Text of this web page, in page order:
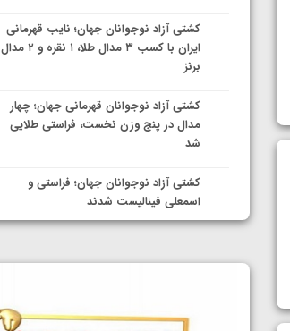
کشتی آزاد نوجوانان جهان؛ نایب قهرمانی
ایران با کسب ۳ مدال طلا، ۱ نقره و ۲ مدال
برنز
کشتی آزاد نوجوانان قهرمانی جهان؛ چهار
مدال در پنج وزن نخست، فراستی طلایی
شد
کشتی آزاد نوجوانان جهان؛ فراستی و
اسمعلی فینالیست شدند
نمایندگان ایران مشخص شدند
سوم برای ایران